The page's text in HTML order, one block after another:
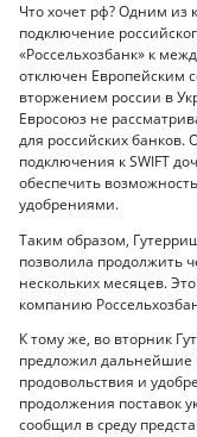
Что хочет рф? Одним из
подключение
«Россельхозбанк» к
отключен Европейским
вторжением россии в
Евросоюз не
для российских банков.
подключения к SWIFT
обеспечить
удобрениями.
Таким образом,
позволила продолжить
нескольких месяцев.
компанию
К тому же, во вторник
предложил дальнейшие
продовольствия и
продолжения поставок
сообщил в среду